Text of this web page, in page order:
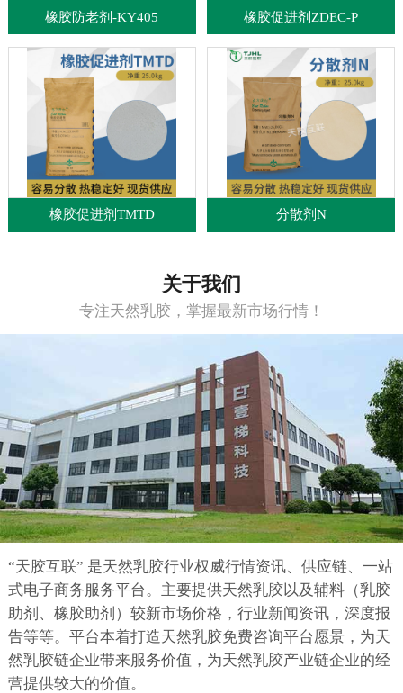
橡胶防老剂-KY405 橡胶促进剂ZDEC-P
橡胶促进剂TMTD 分散剂N
关于我们
专注天然乳胶，掌握最新市场行情！
“天胶互联” 是天然乳胶行业权威行情资讯、供应链、一站
式电子商务服务平台。主要提供天然乳胶以及辅料（乳胶
助剂、橡胶助剂）较新市场价格，行业新闻资讯，深度报
告等等。平台本着打造天然乳胶免费咨询平台愿景，为天
然乳胶链企业带来服务价值，为天然乳胶产业链企业的经
营提供较大的价值。